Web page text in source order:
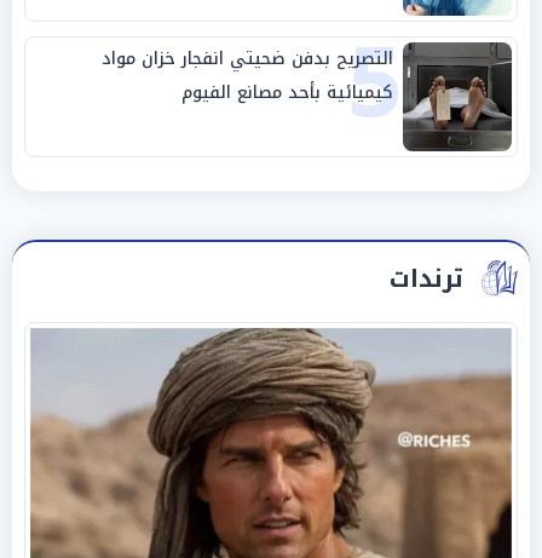
5
التصريح بدفن ضحيتي انفجار خزان مواد
كيميائية بأحد مصانع الفيوم
ترندات